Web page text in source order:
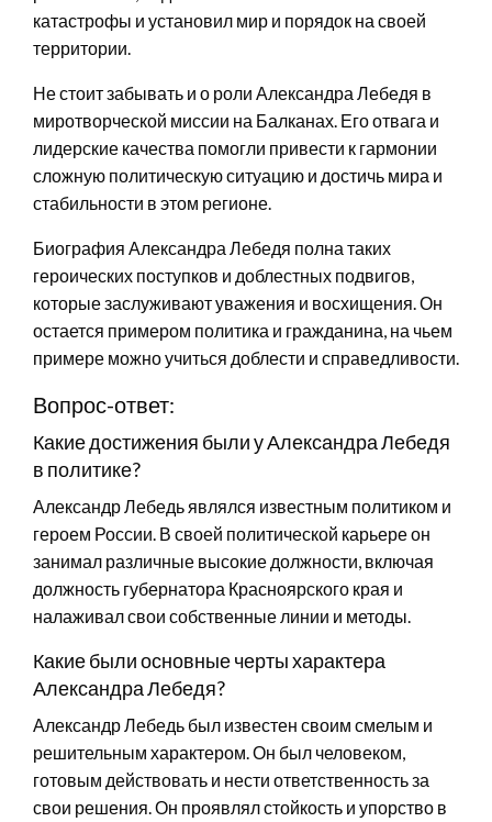
катастрофы и установил мир и порядок на своей
территории.
Не стоит забывать и о роли Александра Лебедя в
миротворческой миссии на Балканах. Его отвага и
лидерские качества помогли привести к гармонии
сложную политическую ситуацию и достичь мира и
стабильности в этом регионе.
Биография Александра Лебедя полна таких
героических поступков и доблестных подвигов,
которые заслуживают уважения и восхищения. Он
остается примером политика и гражданина, на чьем
примере можно учиться доблести и справедливости.
Вопрос-ответ:
Какие достижения были у Александра Лебедя
в политике?
Александр Лебедь являлся известным политиком и
героем России. В своей политической карьере он
занимал различные высокие должности, включая
должность губернатора Красноярского края и
налаживал свои собственные линии и методы.
Какие были основные черты характера
Александра Лебедя?
Александр Лебедь был известен своим смелым и
решительным характером. Он был человеком,
готовым действовать и нести ответственность за
свои решения. Он проявлял стойкость и упорство в